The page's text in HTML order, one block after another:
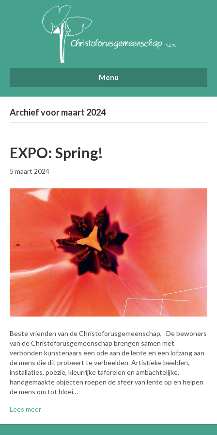
Menu
Archief voor maart 2024
EXPO: Spring!
5 maart 2024
Beste vrienden van de Christoforusgemeenschap, De bewoners
van de Christoforusgemeenschap brengen samen met
verbonden kunstenaars een ode aan de lente en een lofzang aan
de mens die dit probeert te verbeelden. Artistieke beelden,
installaties, poëzie, kleurrijke taferelen en ambachtelijke,
handgemaakte objecten roepen de sfeer van lente op en helpen
de mens om tot bloei…
Lees meer